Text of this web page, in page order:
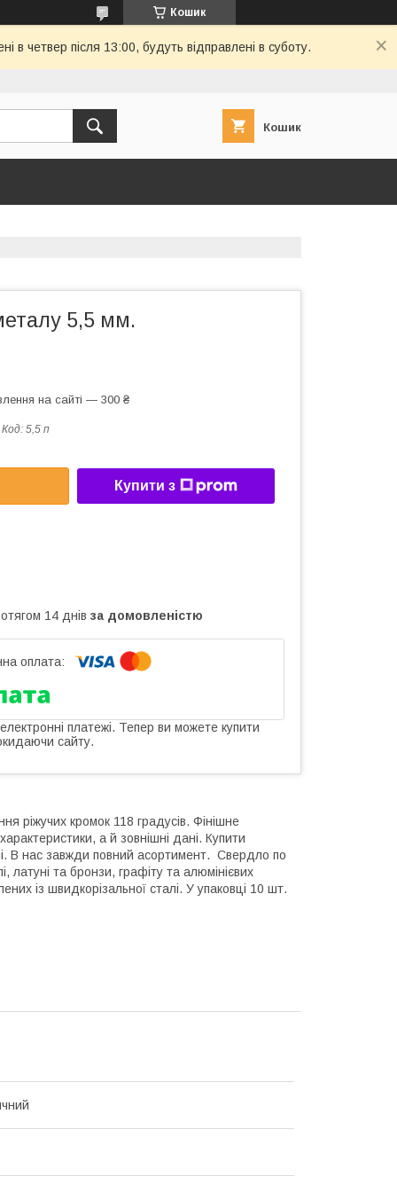
Кошик
в четвер після 13:00, будуть відправлені в суботу.
Кошик
5,5 мм.
на сайті — 300 ₴
Код: 5,5 п
Купити з
14 днів за домовленістю
платежі. Тепер ви можете купити
сайту.
ріжучих кромок 118 градусів. Фінішне
а й зовнішні дані. Купити
В нас завжди повний асортимент. Свердло по
латуні та бронзи, графіту та алюмінієвих
із швидкорізальної сталі. У упаковці 10 шт.